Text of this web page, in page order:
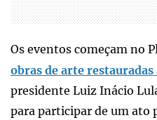
Os eventos começam no
obras de arte restauradas
presidente Luiz Inácio
para participar de um ato